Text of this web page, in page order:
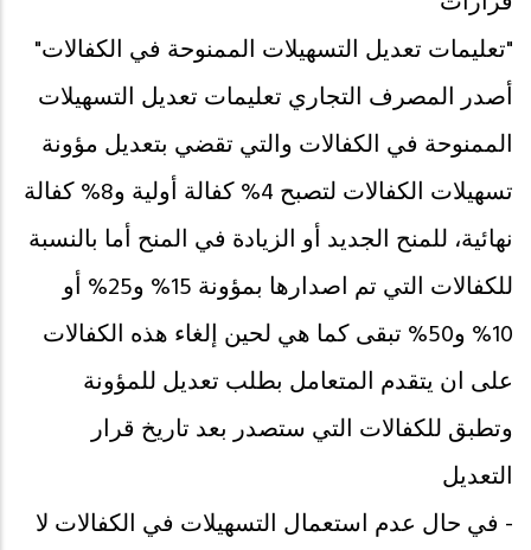
"تعليمات تعديل التسهيلات الممنوحة في الكفالات"
أصدر المصرف التجاري تعليمات تعديل التسهيلات
الممنوحة في الكفالات والتي تقضي بتعديل مؤونة
تسهيلات الكفالات لتصبح 4% كفالة أولية و8% كفالة
نهائية، للمنح الجديد أو الزيادة في المنح أما بالنسبة
للكفالات التي تم اصدارها بمؤونة 15% و25% أو
10% و50% تبقى كما هي لحين إلغاء هذه الكفالات
على ان يتقدم المتعامل بطلب تعديل للمؤونة
وتطبق للكفالات التي ستصدر بعد تاريخ قرار
التعديل
- في حال عدم استعمال التسهيلات في الكفالات لا